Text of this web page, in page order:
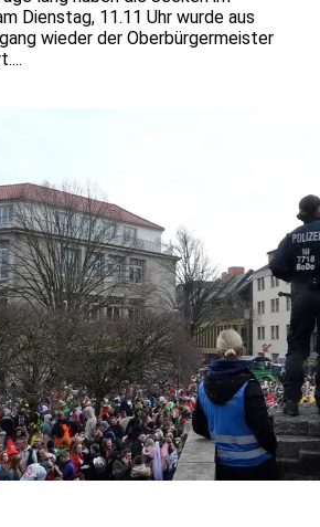
Dienstag, 11.11 Uhr wurde aus
wieder der Oberbürgermeister